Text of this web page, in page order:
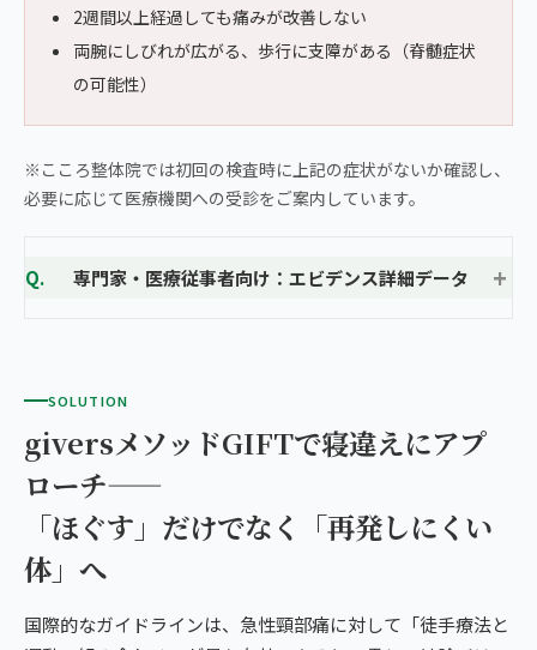
2週間以上経過しても痛みが改善しない
両腕にしびれが広がる、歩行に支障がある（脊髄症状
の可能性）
※こころ整体院では初回の検査時に上記の症状がないか確認し、
必要に応じて医療機関への受診をご案内しています。
専門家・医療従事者向け：エビデンス詳細データ
SOLUTION
giversメソッドGIFTで寝違えにアプ
ローチ——
「ほぐす」だけでなく「再発しにくい
体」へ
国際的なガイドラインは、急性頸部痛に対して「徒手療法と